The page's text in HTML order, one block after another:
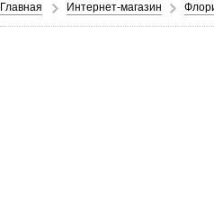
Главная Интернет-магазин